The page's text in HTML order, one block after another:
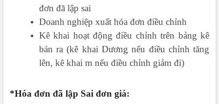
đơn đã lập sai
Doanh nghiệp xuất hóa đơn điều chỉnh
Kê khai hoạt động điều chỉnh trên bảng kê
bán ra (kê khai Dương nếu điều chỉnh tăng
lên, kê khai m nếu điều chỉnh giảm đi)
*Hóa đơn đã lập Sai đơn giá: